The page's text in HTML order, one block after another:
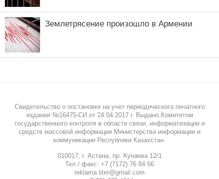
Землетрясение произошло в Армении
Свидетельство о постановке на учет периодического печатного
издания №16475-СИ от 24.04.2017 г. Выдано Комитетом
государственного контроля в области связи, информатизации и
средств массовой информации Министерства информации и
коммуникации Республики Казахстан.
010017, г. Астана, пр. Кунаева 12/1
Тел./ факс: +7 (7172) 76 84 66
reklama.liter@gmail.com